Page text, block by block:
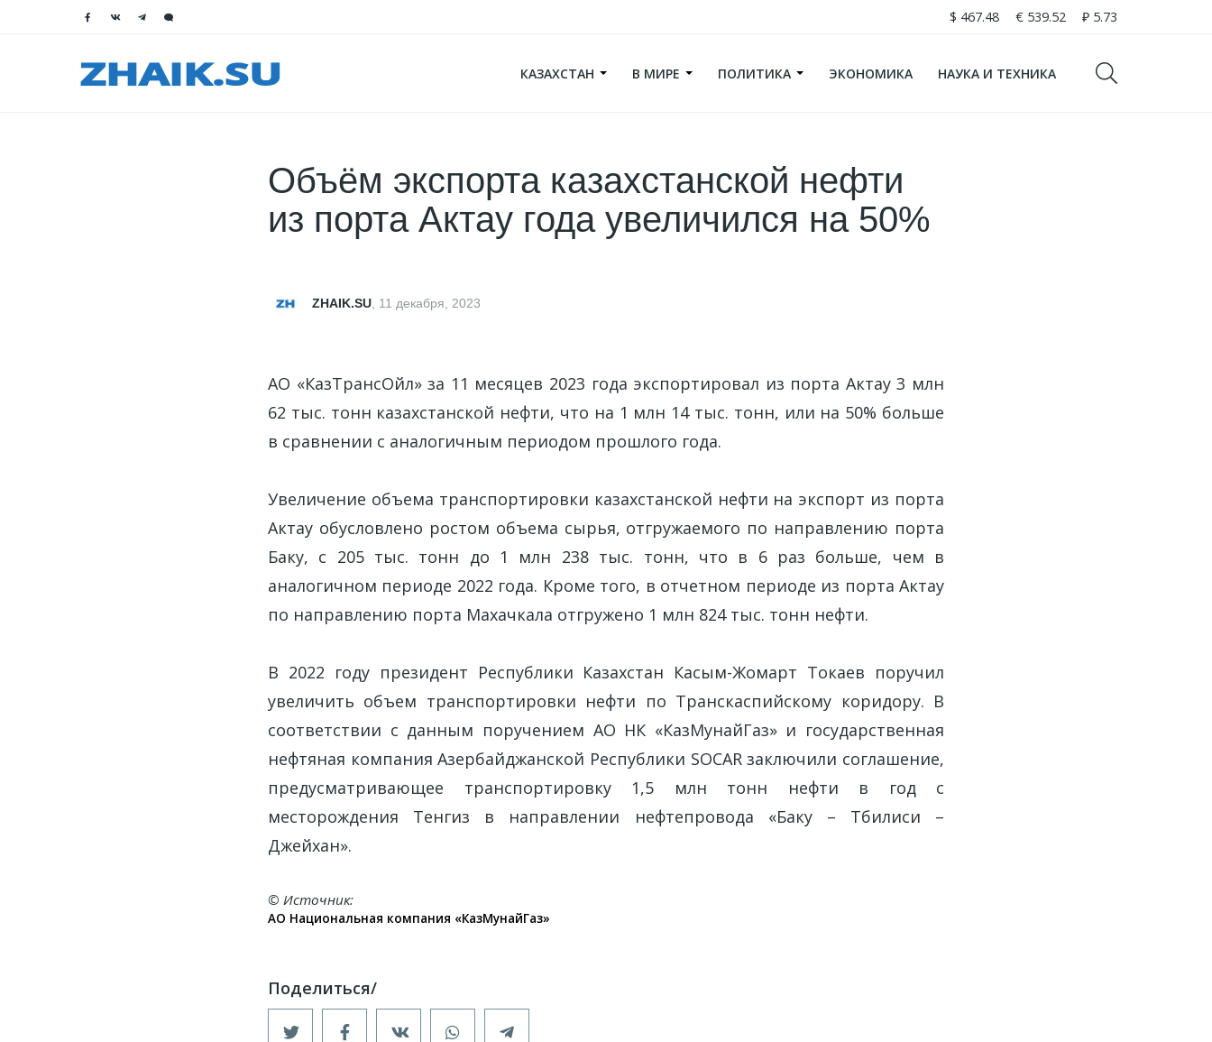
$ 467.48 € 539.52 ₽ 5.73
КАЗАХСТАН В МИРЕ ПОЛИТИКА ЭКОНОМИКА НАУКА И ТЕХНИКА
Объём экспорта казахстанской нефти
из порта Актау года увеличился на 50%
ZHAIK.SU, 11 декабря, 2023
АО «КазТрансОйл» за 11 месяцев 2023 года экспортировал из порта Актау 3 млн
62 тыс. тонн казахстанской нефти, что на 1 млн 14 тыс. тонн, или на 50% больше
в сравнении с аналогичным периодом прошлого года.
Увеличение объема транспортировки казахстанской нефти на экспорт из порта
Актау обусловлено ростом объема сырья, отгружаемого по направлению порта
Баку, с 205 тыс. тонн до 1 млн 238 тыс. тонн, что в 6 раз больше, чем в
аналогичном периоде 2022 года. Кроме того, в отчетном периоде из порта Актау
по направлению порта Махачкала отгружено 1 млн 824 тыс. тонн нефти.
В 2022 году президент Республики Казахстан Касым-Жомарт Токаев поручил
увеличить объем транспортировки нефти по Транскаспийскому коридору. В
соответствии с данным поручением АО НК «КазМунайГаз» и государственная
нефтяная компания Азербайджанской Республики SOCAR заключили соглашение,
предусматривающее транспортировку 1,5 млн тонн нефти в год с
месторождения Тенгиз в направлении нефтепровода «Баку – Тбилиси –
Джейхан».
© Источник
АО Национальная компания «КазМунайГаз»